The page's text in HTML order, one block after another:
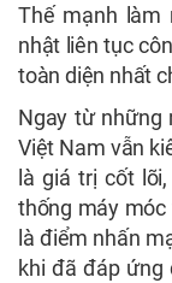
Thế mạnh làm
nhật liên tục
toàn diện nhất
Ngay từ những
Việt Nam vẫn
là giá trị cốt
thống máy móc
là điểm nhấn
khi đã đáp ứng